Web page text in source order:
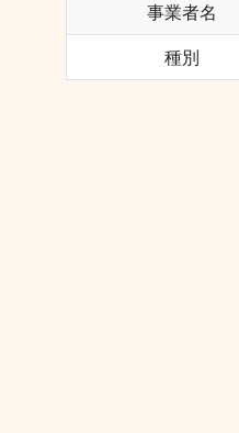
事業者名
種別